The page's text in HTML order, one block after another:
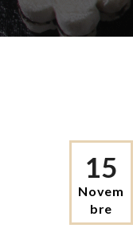
15
Novem
Bre